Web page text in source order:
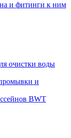
и фитинги к ним
очистки воды
и
BWT